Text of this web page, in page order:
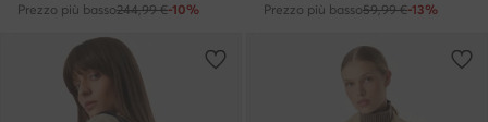
Prezzo più basso244,99 €-10%
Prezzo più basso59,99 €-13%